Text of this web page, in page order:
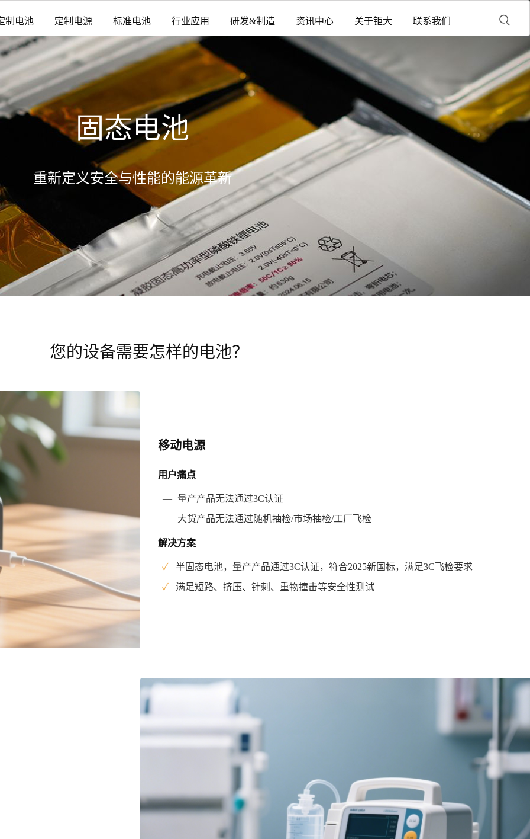
制电池 定制电源 标准电池 行业应用 研发&制造 资讯中心 关于钜大 联系我们
固态电池
重新定义安全与性能的能源革新
您的设备需要怎样的电池？
移动电源
用户痛点
— 量产产品无法通过3C认证
— 大货产品无法通过随机抽检/市场抽检/工厂飞检
解决方案
✓
半固态电池，量产产品通过3C认证，符合2025新国标，满足3C飞检要求
✓
满足短路、挤压、针刺、重物撞击等安全性测试